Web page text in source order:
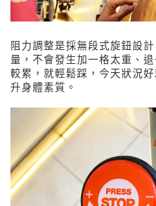
阻力調整是採無段式旋鈕設
量，不會發生加一格太重、
較累，就輕鬆踩，今天狀況
升身體素質。